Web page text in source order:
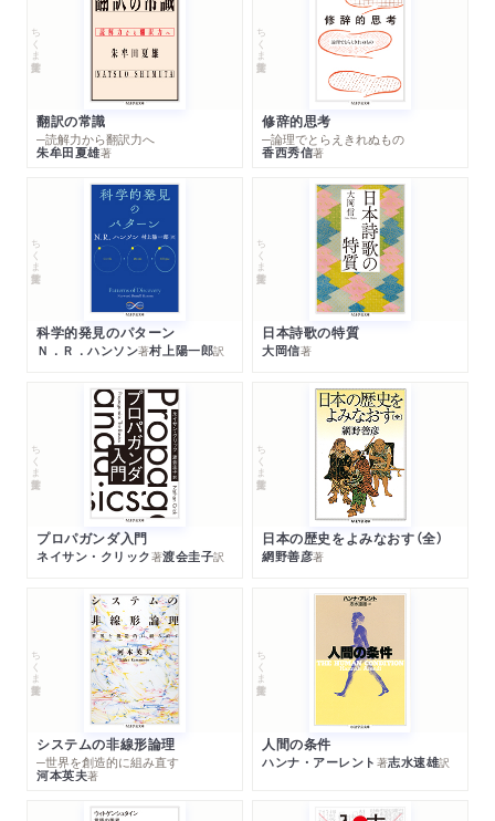
ちくま学芸文庫
翻訳の常識
─読解力から翻訳力へ
朱牟田夏雄著
ちくま学芸文庫
修辞的思考
─論理でとらえきれぬもの
香西秀信著
ちくま学芸文庫
科学的発見のパターン
Ｎ．Ｒ．ハンソン著村上陽一郎訳
ちくま学芸文庫
日本詩歌の特質
大岡信著
ちくま学芸文庫
プロパガンダ入門
ネイサン・クリック著渡会圭子訳
ちくま学芸文庫
日本の歴史をよみなおす（全）
網野善彦著
ちくま学芸文庫
システムの非線形論理
─世界を創造的に組み直す
河本英夫著
ちくま学芸文庫
人間の条件
ハンナ・アーレント 著志水速雄訳